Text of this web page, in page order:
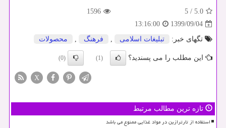
5.0
/
5
1596
1399/09/04
13:16:00
تگهای خبر:
تبلیغات اسلامی , فرهنگ , محصولات
این مطلب را می پسندید؟ (1)
(0)
X
تازه ترین مطالب مرتبط
استفاده از تارترازین در مواد غذایی ممنوع می باشد